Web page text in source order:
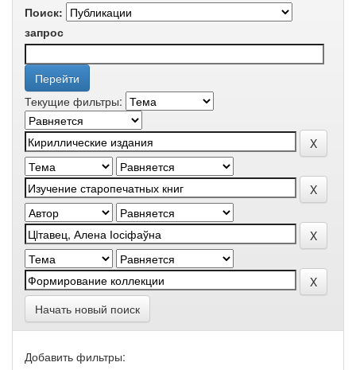
Поиск:
запрос
Текущие фильтры:
Начать новый поиск
Добавить фильтры: